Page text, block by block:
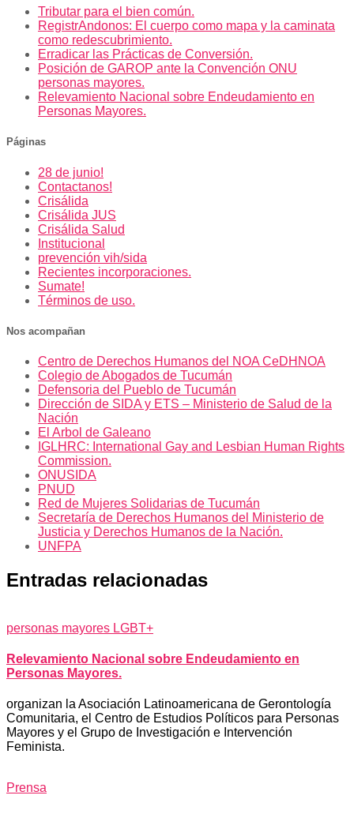
Tributar para el bien común.
RegistrAndonos: El cuerpo como mapa y la caminata
como redescubrimiento.
Erradicar las Prácticas de Conversión.
Posición de GAROP ante la Convención ONU
personas mayores.
Relevamiento Nacional sobre Endeudamiento en
Personas Mayores.
Páginas
28 de junio!
Contactanos!
Crisálida
Crisálida JUS
Crisálida Salud
Institucional
prevención vih/sida
Recientes incorporaciones.
Sumate!
Términos de uso.
Nos acompañan
Centro de Derechos Humanos del NOA CeDHNOA
Colegio de Abogados de Tucumán
Defensoria del Pueblo de Tucumán
Dirección de SIDA y ETS – Ministerio de Salud de la
Nación
El Arbol de Galeano
IGLHRC: International Gay and Lesbian Human Rights
Commission.
ONUSIDA
PNUD
Red de Mujeres Solidarias de Tucumán
Secretaría de Derechos Humanos del Ministerio de
Justicia y Derechos Humanos de la Nación.
UNFPA
Entradas relacionadas
personas mayores LGBT+
Relevamiento Nacional sobre Endeudamiento en
Personas Mayores.
organizan la Asociación Latinoamericana de Gerontología
Comunitaria, el Centro de Estudios Políticos para Personas
Mayores y el Grupo de Investigación e Intervención
Feminista.
Prensa